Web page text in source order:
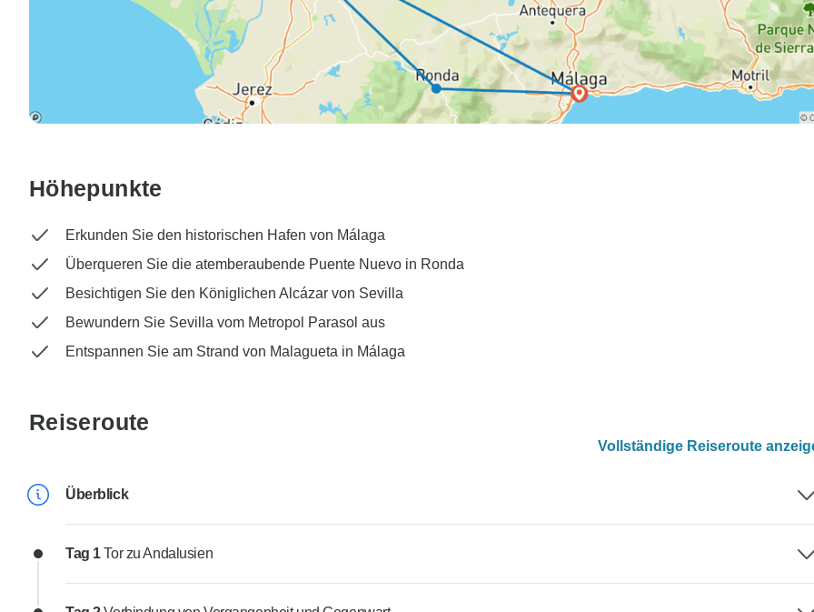
Höhepunkte
Erkunden Sie den historischen Hafen von Málaga
Überqueren Sie die atemberaubende Puente Nuevo in Ronda
Besichtigen Sie den Königlichen Alcázar von Sevilla
Bewundern Sie Sevilla vom Metropol Parasol aus
Entspannen Sie am Strand von Malagueta in Málaga
Reiseroute
Vollständige Reiseroute
Überblick
Tag 1Tor zu Andalusien